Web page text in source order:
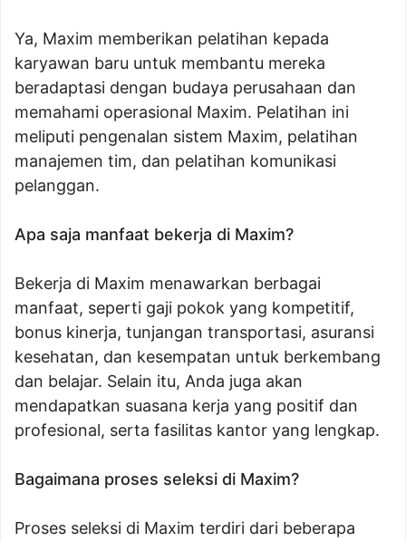
Ya, Maxim memberikan pelatihan kepada
karyawan baru untuk membantu mereka
beradaptasi dengan budaya perusahaan dan
memahami operasional Maxim. Pelatihan ini
meliputi pengenalan sistem Maxim, pelatihan
manajemen tim, dan pelatihan komunikasi
pelanggan.
Apa saja manfaat bekerja di Maxim?
Bekerja di Maxim menawarkan berbagai
manfaat, seperti gaji pokok yang kompetitif,
bonus kinerja, tunjangan transportasi, asuransi
kesehatan, dan kesempatan untuk berkembang
dan belajar. Selain itu, Anda juga akan
mendapatkan suasana kerja yang positif dan
profesional, serta fasilitas kantor yang lengkap.
Bagaimana proses seleksi di Maxim?
Proses seleksi di Maxim terdiri dari beberapa